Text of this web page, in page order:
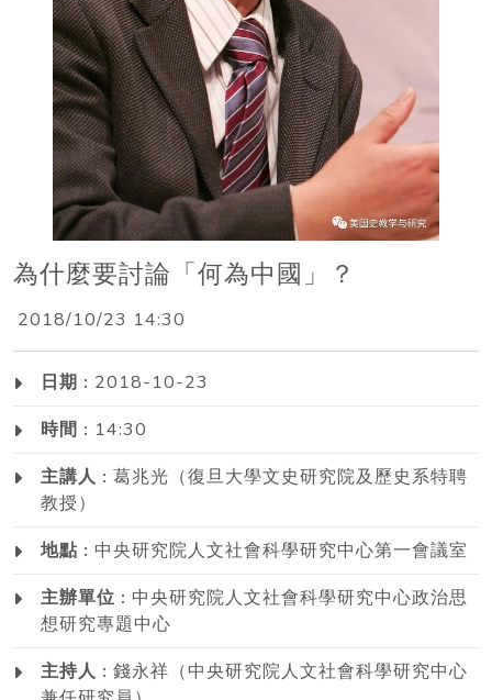
為什麼要討論「何為中國」？
2018/10/23 14:30
日期 : 2018-10-23
時間 : 14:30
主講人 : 葛兆光（復旦大學文史研究院及歷史系特聘
教授）
地點 : 中央研究院人文社會科學研究中心第一會議室
主辦單位 : 中央研究院人文社會科學研究中心政治思
想研究專題中心
主持人 : 錢永祥（中央研究院人文社會科學研究中心